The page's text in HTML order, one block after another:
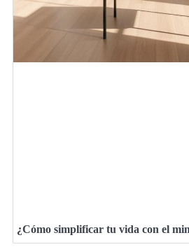
¿Cómo simplificar tu vida con el